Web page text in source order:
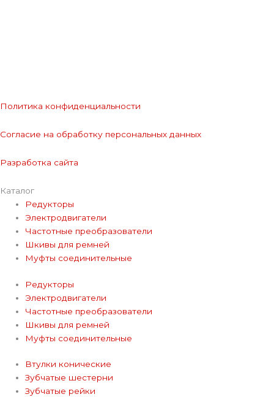
Политика конфиденциальности
Согласие на обработку персональных данных
Разработка сайта
Каталог
Редукторы
Электродвигатели
Частотные преобразователи
Шкивы для ремней
Муфты соединительные
Редукторы
Электродвигатели
Частотные преобразователи
Шкивы для ремней
Муфты соединительные
Втулки конические
Зубчатые шестерни
Зубчатые рейки